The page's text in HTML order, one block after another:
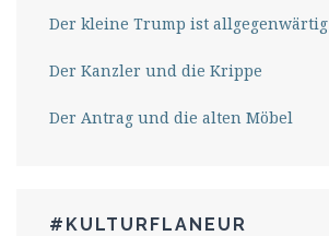
Der kleine Trump ist allgegenwärtig
Der Kanzler und die Krippe
Der Antrag und die alten Möbel
#KULTURFLANEUR